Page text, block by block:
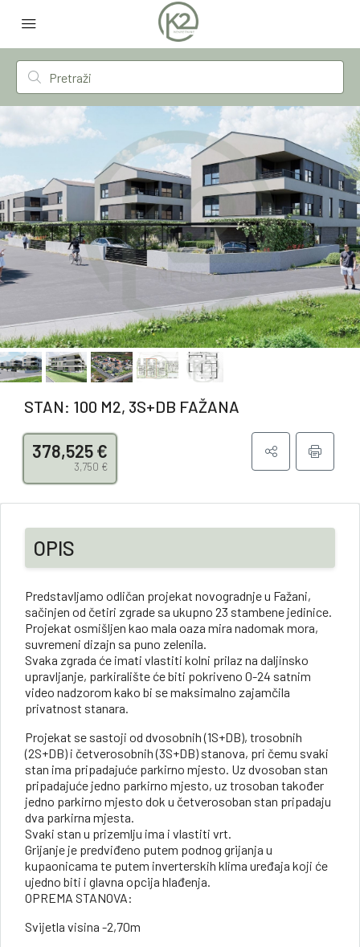
STAN: 100 M2, 3S+DB FAŽANA
378,525 €
3,750 €
OPIS
Predstavljamo odličan projekat novogradnje u Fažani,
sačinjen od četiri zgrade sa ukupno 23 stambene jedinice.
Projekat osmišljen kao mala oaza mira nadomak mora,
suvremeni dizajn sa puno zelenila.
Svaka zgrada će imati vlastiti kolni prilaz na daljinsko
upravljanje, parkiralište će biti pokriveno 0-24 satnim
video nadzorom kako bi se maksimalno zajamčila
privatnost stanara.
Projekat se sastoji od dvosobnih (1S+DB), trosobnih
(2S+DB) i četverosobnih (3S+DB) stanova, pri čemu svaki
stan ima pripadajuće parkirno mjesto. Uz dvosoban stan
pripadajuće jedno parkirno mjesto, uz trosoban također
jedno parkirno mjesto dok u četverosoban stan pripadaju
dva parkirna mjesta.
Svaki stan u prizemlju ima i vlastiti vrt.
Grijanje je predviđeno putem podnog grijanja u
kupaonicama te putem inverterskih klima uređaja koji će
ujedno biti i glavna opcija hlađenja.
OPREMA STANOVA:
Svijetla visina -2,70m